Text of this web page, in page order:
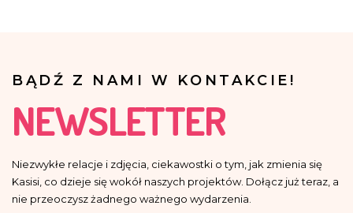
BĄDŹ Z NAMI W KONTAKCIE!
NEWSLETTER
Niezwykłe relacje i zdjęcia, ciekawostki o tym, jak zmienia się
Kasisi, co dzieje się wokół naszych projektów. Dołącz już teraz, a
nie przeoczysz żadnego ważnego wydarzenia.